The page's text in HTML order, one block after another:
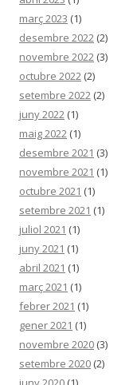
març 2023 (1)
desembre 2022 (2)
novembre 2022 (3)
octubre 2022 (2)
setembre 2022 (2)
juny 2022 (1)
maig 2022 (1)
desembre 2021 (3)
novembre 2021 (1)
octubre 2021 (1)
setembre 2021 (1)
juliol 2021 (1)
juny 2021 (1)
abril 2021 (1)
març 2021 (1)
febrer 2021 (1)
gener 2021 (1)
novembre 2020 (3)
setembre 2020 (2)